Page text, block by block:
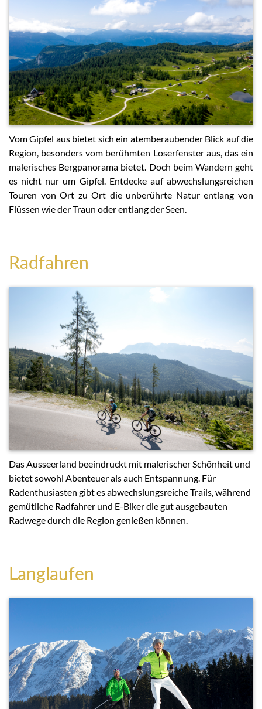
Vom Gipfel aus bietet sich ein atemberaubender Blick auf die
Region, besonders vom berühmten Loserfenster aus, das ein
malerisches Bergpanorama bietet. Doch beim Wandern geht
es nicht nur um Gipfel. Entdecke auf abwechslungsreichen
Touren von Ort zu Ort die unberührte Natur entlang von
Flüssen wie der Traun oder entlang der Seen.
Radfahren
Das Ausseerland beeindruckt mit malerischer Schönheit und
bietet sowohl Abenteuer als auch Entspannung. Für
Radenthusiasten gibt es abwechslungsreiche Trails, während
gemütliche Radfahrer und E-Biker die gut ausgebauten
Radwege durch die Region genießen können.
Langlaufen